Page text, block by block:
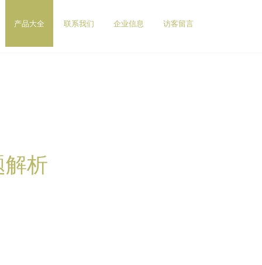
产品大全 联系我们 企业信息 访客留言
析